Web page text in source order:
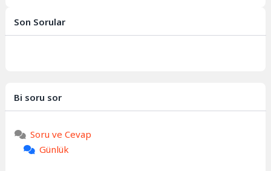
Son Sorular
Bi soru sor
Soru ve Cevap
Günlük